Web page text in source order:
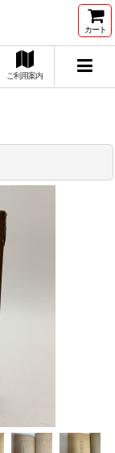
カート
ご利用案内